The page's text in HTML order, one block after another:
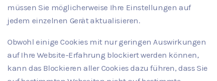
müssen Sie möglicherweise Ihre Einstellungen auf
jedem einzelnen Gerät aktualisieren.
Obwohl einige Cookies mit nur geringen Auswirkungen
auf Ihre Website-Erfahrung blockiert werden können,
kann das Blockieren aller Cookies dazu führen, dass Sie